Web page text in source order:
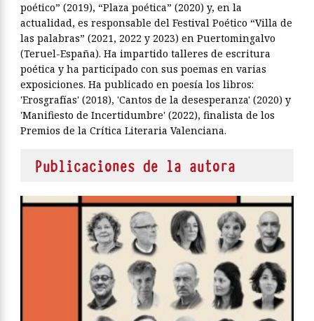
poético” (2019), “Plaza poética” (2020) y, en la
actualidad, es responsable del Festival Poético “Villa de
las palabras” (2021, 2022 y 2023) en Puertomingalvo
(Teruel-España). Ha impartido talleres de escritura
poética y ha participado con sus poemas en varias
exposiciones. Ha publicado en poesía los libros:
'Erosgrafías' (2018), 'Cantos de la desesperanza' (2020) y
'Manifiesto de Incertidumbre' (2022), finalista de los
Premios de la Crítica Literaria Valenciana.
Publicaciones de la autora